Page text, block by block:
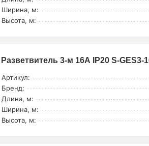
Ширина, м:
Высота, м:
Разветвитель 3-м 16А IP20 S-GES3-
Артикул:
Бренд:
Длина, м:
Ширина, м:
Высота, м: